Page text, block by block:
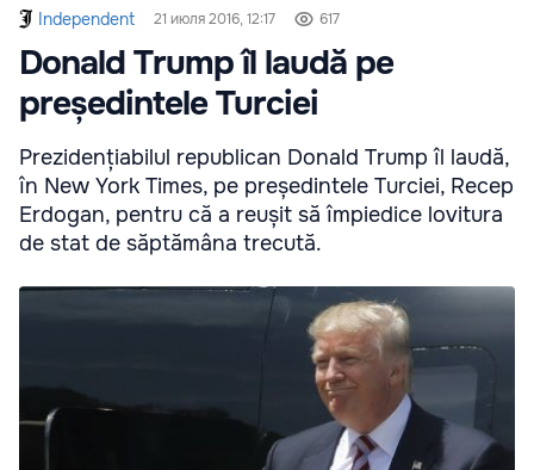
Independent 21 июля 2016, 12:17 617
Donald Trump îl laudă pe
președintele Turciei
Prezidențiabilul republican Donald Trump îl laudă,
în New York Times, pe președintele Turciei, Recep
Erdogan, pentru că a reușit să împiedice lovitura
de stat de săptămâna trecută.